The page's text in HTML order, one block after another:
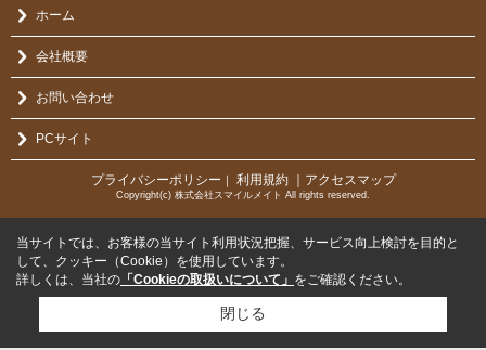
ホーム
会社概要
お問い合わせ
PCサイト
プライバシーポリシー ｜ 利用規約 ｜アクセスマップ
Copyright(c) 株式会社スマイルメイト All rights reserved.
当サイトでは、お客様の当サイト利用状況把握、サービス向上検討を目的と
して、クッキー（Cookie）を使用しています。
詳しくは、当社の 「Cookieの取扱いについて」 をご確認ください。
閉じる